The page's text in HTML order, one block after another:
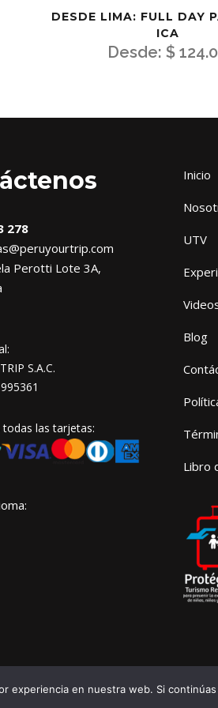
DESDE LIMA: FULL DAY
ICA
Desde: $
278
Perotti Lote 3A,
S.A.C.
las tarjetas:
Inicio
UTV
Blog
Libro
© CopyrightPeru Your Trip . Creada
experiencia en nuestra web. Si